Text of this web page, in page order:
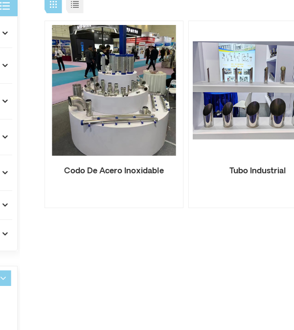
Codo De Acero Inoxidable Tubo Industrial